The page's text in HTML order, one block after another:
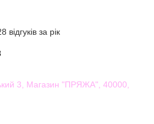
за рік
3, Магазин "ПРЯЖА", 40000,